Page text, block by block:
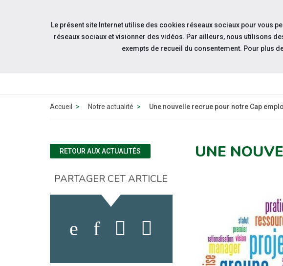
Aller au contenu
QUI
Accueil Notre actualité Une nouvelle recrue pour notre Cap
UNE
RETOUR AUX ACTUALITÉS
PARTAGER CET ARTICLE
Le présent site Internet utilise des cookies réseaux sociaux pour vous
réseaux sociaux et visionner des vidéos. Par ailleurs, nous utilisons
exempts de recueil du consentement. Pour plus